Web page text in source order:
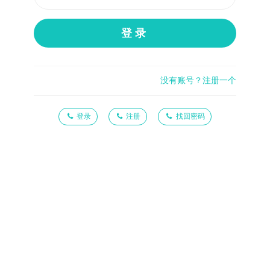
登录
没有账号？注册一个
登录 注册 找回密码